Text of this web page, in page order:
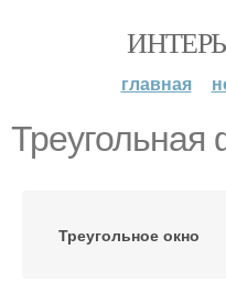
главная
Треугольное окно